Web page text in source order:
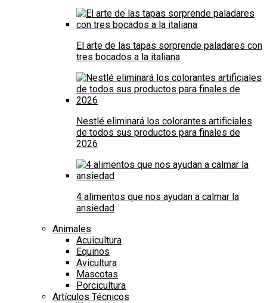
El arte de las tapas sorprende paladares con
tres bocados a la italiana
Nestlé eliminará los colorantes artificiales
de todos sus productos para finales de
2026
4 alimentos que nos ayudan a calmar la
ansiedad
Animales
Acuicultura
Equinos
Avicultura
Mascotas
Porcicultura
Artículos Técnicos